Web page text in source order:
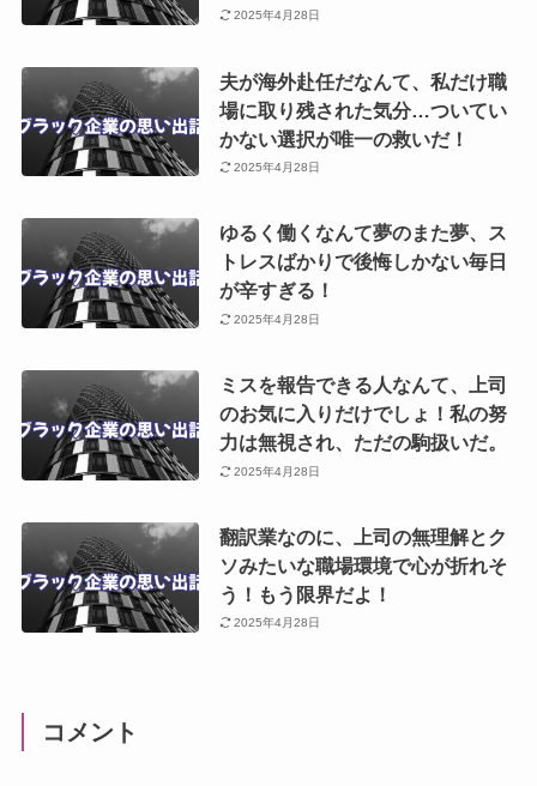
2025年4月28日
夫が海外赴任だなんて、私だけ職
場に取り残された気分…ついてい
かない選択が唯一の救いだ！
2025年4月28日
ゆるく働くなんて夢のまた夢、ス
トレスばかりで後悔しかない毎日
が辛すぎる！
2025年4月28日
ミスを報告できる人なんて、上司
のお気に入りだけでしょ！私の努
力は無視され、ただの駒扱いだ。
2025年4月28日
翻訳業なのに、上司の無理解とク
ソみたいな職場環境で心が折れそ
う！もう限界だよ！
2025年4月28日
コメント